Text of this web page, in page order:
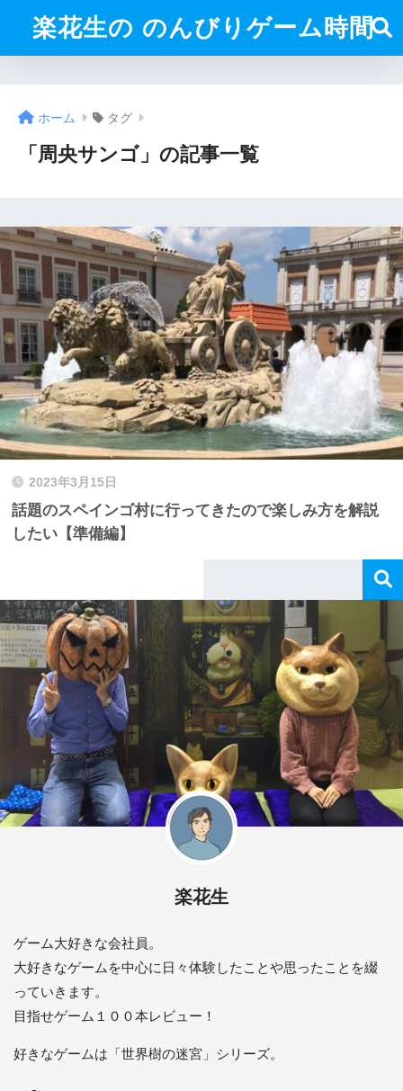
楽花生の のんびりゲーム時間
ホーム タグ
「周央サンゴ」の記事一覧
2023年3月15日
話題のスペインゴ村に行ってきたので楽しみ方を解説
したい【準備編】
楽花生
ゲーム大好きな会社員。
大好きなゲームを中心に日々体験したことや思ったことを綴
っていきます。
目指せゲーム１００本レビュー！
好きなゲームは「世界樹の迷宮」シリーズ。